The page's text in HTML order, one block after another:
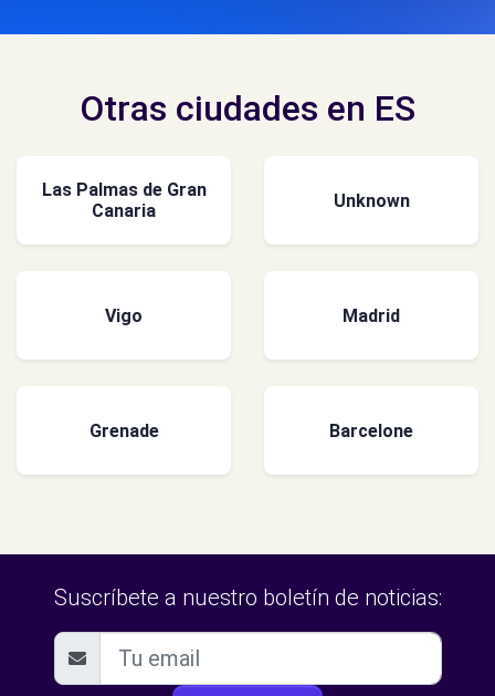
Otras ciudades en ES
Las Palmas de Gran
Canaria
Unknown
Vigo Madrid
Grenade Barcelone
Suscríbete a nuestro boletín de noticias: